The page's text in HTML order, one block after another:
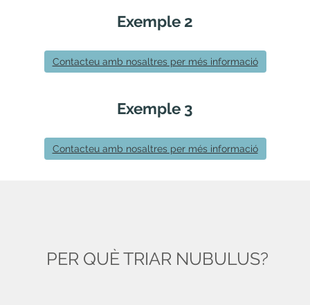
Exemple 2
Contacteu amb nosaltres per més informació
Exemple 3
Contacteu amb nosaltres per més informació
PER QUÈ TRIAR NUBULUS?